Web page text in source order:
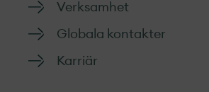
Verksamhet
Globala kontakter
Karriär